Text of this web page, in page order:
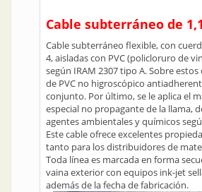
Cable subterráneo de
Cable subterráneo flexible, con
4, aisladas con PVC (policloruro de
según IRAM 2307 tipo A. Sobre
de PVC no higroscópico
conjunto. Por último, se le aplica el
especial no propagante de la llama,
agentes ambientales y químicos
Este cable ofrece excelentes
tanto para los distribuidores de
Toda línea es marcada en forma
vaina exterior con equipos ink-jet
además de la fecha de fabricación.